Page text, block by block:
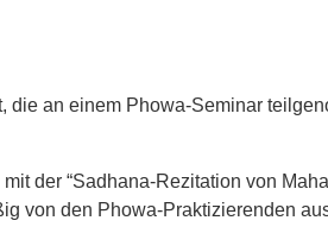
an einem Phowa-Seminar
der “Sadhana-Rezitation von
von den Phowa-Praktizierenden